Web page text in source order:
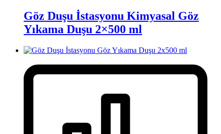
Göz Duşu İstasyonu Kimyasal Göz
Yıkama Duşu 2×500 ml